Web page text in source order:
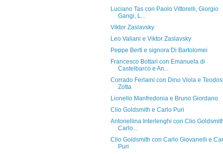
Luciano Tas con Paolo Vittorelli, Giorgio
Gangi, L...
Viktor Zaslavsky
Leo Valiani e Viktor Zaslavsky
Peppe Berti e signora Di Bartolomei
Francesco Bottari con Emanuela di
Castelbarco e An...
Corrado Ferlaini con Dino Viola e
Zotta
Lionello Manfredonia e Bruno Giordano
Clio Goldsmith e Carlo Puri
Antonellina Interlenghi con Clio
Carlo...
Clio Goldsmith con Carlo Giovanelli e
Puri